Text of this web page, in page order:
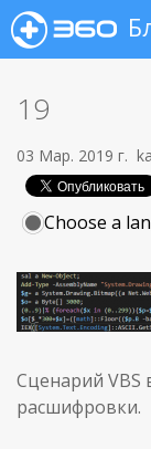
19
03 Мар. 2019 г.
Choose a
Сценарий VBS
расшифровки.